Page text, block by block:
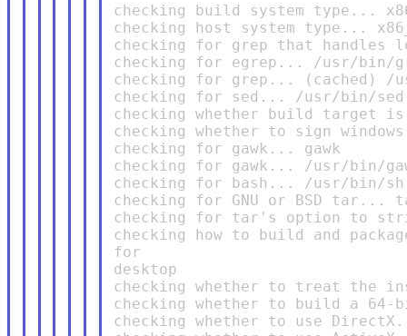
checking build system type...
checking host system type...
checking for grep that
checking for egrep... /usr/bin/
checking for grep... (cached) /
checking for sed... /usr/bin/sed
checking whether build target
checking whether to sign
checking for gawk... gawk
checking for gawk... /usr/bin/
checking for bash... /usr/bin/sh
checking for GNU or BSD tar...
checking for tar's option to
checking how to build and
for
desktop
checking whether to treat the
checking whether to build a
checking whether to use